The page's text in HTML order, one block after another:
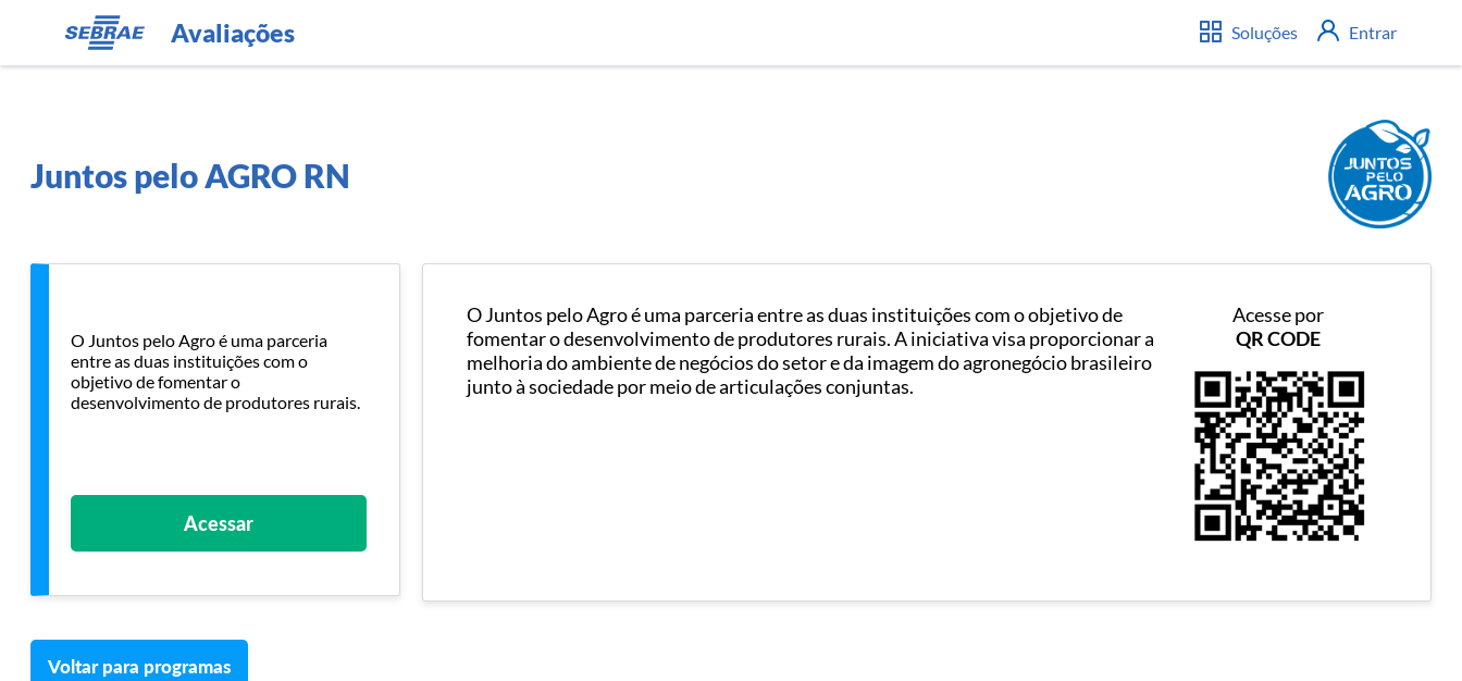
Avaliações Soluções Entrar
Juntos pelo AGRO RN
O Juntos pelo Agro é uma parceria
entre as duas instituições com o
objetivo de fomentar o
desenvolvimento de produtores rurais.
Acessar
Voltar para programas
O Juntos pelo Agro é uma parceria entre as duas instituições com o objetivo de
fomentar o desenvolvimento de produtores rurais. A iniciativa visa proporcionar a
melhoria do ambiente de negócios do setor e da imagem do agronegócio brasileiro
junto à sociedade por meio de articulações conjuntas.
Acesse por
QR CODE